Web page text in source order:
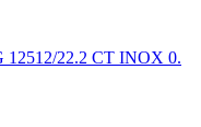
12512/22.2 CТ INOX 0.